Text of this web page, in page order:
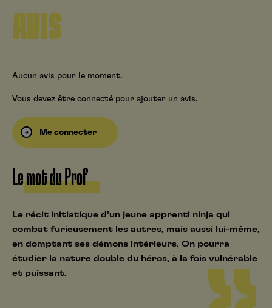
AVIS
Aucun avis pour le moment.
Vous devez être connecté pour ajouter un avis.
Me connecter
Le mot du Prof
Le récit initiatique d’un jeune apprenti ninja qui
combat furieusement les autres, mais aussi lui-même,
en domptant ses démons intérieurs. On pourra
étudier la nature double du héros, à la fois vulnérable
et puissant.